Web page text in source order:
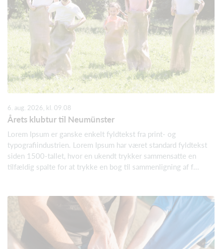
6. aug. 2026, kl. 09.08
Årets klubtur til Neumünster
Lorem Ipsum er ganske enkelt fyldtekst fra print- og
typografiindustrien. Lorem Ipsum har været standard fyldtekst
siden 1500-tallet, hvor en ukendt trykker sammensatte en
tilfældig spalte for at trykke en bog til sammenligning af f...